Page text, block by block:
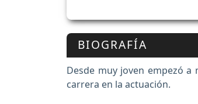
BIOGRAFÍA
Desde muy joven empezó
carrera en la actuación.